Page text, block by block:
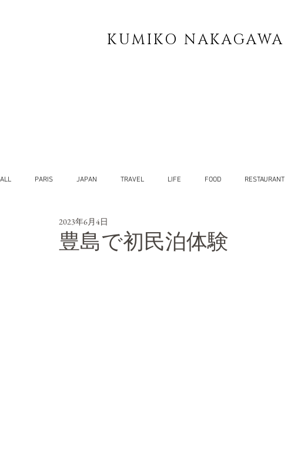
KUMIKO NAKAGAWA
ALL PARIS JAPAN TRAVEL LIFE FOOD RESTAURANT
SELF
豊島で初民泊体験
2023年6月4日